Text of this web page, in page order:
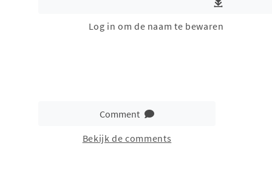
Log in om de naam te bewaren
Comment
Bekijk de comments